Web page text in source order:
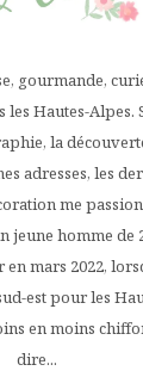
gourmande,
les Hautes-Alpes.
la
adresses, les
me
jeune homme de
mars 2022,
est pour les
en moins
dire...